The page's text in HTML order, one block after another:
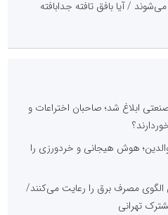
/ آیا بافق تافته جدابافته
ابلاغ شد؛ صاحبان اختراعات و
هوش هیجانی و خردورزی را
الگوی مصرف برق را رعایت می‌کنند/